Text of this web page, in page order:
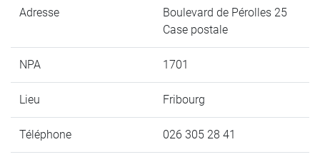
Adresse
Boulevard de Pérolles 25
Case postale
NPA 1701
Lieu Fribourg
Téléphone 026 305 28 41